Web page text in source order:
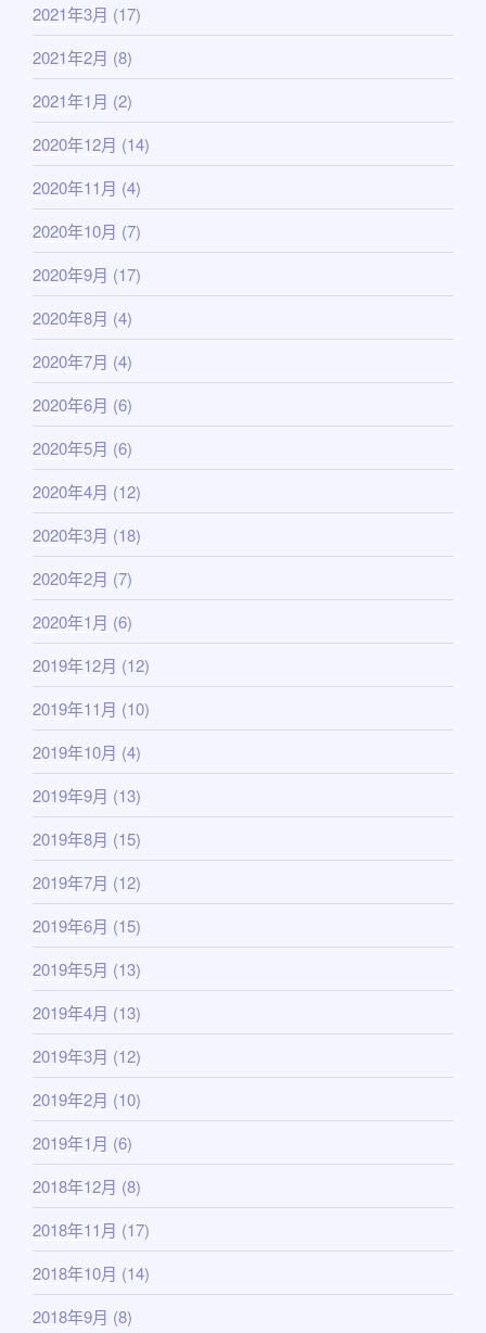
2021年3月 (17)
2021年2月 (8)
2021年1月 (2)
2020年12月 (14)
2020年11月 (4)
2020年10月 (7)
2020年9月 (17)
2020年8月 (4)
2020年7月 (4)
2020年6月 (6)
2020年5月 (6)
2020年4月 (12)
2020年3月 (18)
2020年2月 (7)
2020年1月 (6)
2019年12月 (12)
2019年11月 (10)
2019年10月 (4)
2019年9月 (13)
2019年8月 (15)
2019年7月 (12)
2019年6月 (15)
2019年5月 (13)
2019年4月 (13)
2019年3月 (12)
2019年2月 (10)
2019年1月 (6)
2018年12月 (8)
2018年11月 (17)
2018年10月 (14)
2018年9月 (8)